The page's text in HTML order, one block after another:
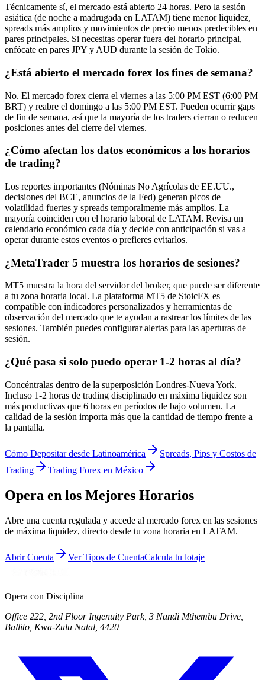
Técnicamente sí, el mercado está abierto 24 horas. Pero la sesión
asiática (de noche a madrugada en LATAM) tiene menor liquidez,
spreads más amplios y movimientos de precio menos predecibles en
pares principales. Si necesitas operar fuera del horario principal,
enfócate en pares JPY y AUD durante la sesión de Tokio.
¿Está abierto el mercado forex los fines de semana?
No. El mercado forex cierra el viernes a las 5:00 PM EST (6:00 PM
BRT) y reabre el domingo a las 5:00 PM EST. Pueden ocurrir gaps
de fin de semana, así que la mayoría de los traders cierran o reducen
posiciones antes del cierre del viernes.
¿Cómo afectan los datos económicos a los horarios
de trading?
Los reportes importantes (Nóminas No Agrícolas de EE.UU.,
decisiones del BCE, anuncios de la Fed) generan picos de
volatilidad fuertes y spreads temporalmente más amplios. La
mayoría coinciden con el horario laboral de LATAM. Revisa un
calendario económico cada día y decide con anticipación si vas a
operar durante estos eventos o prefieres evitarlos.
¿MetaTrader 5 muestra los horarios de sesiones?
MT5 muestra la hora del servidor del broker, que puede ser diferente
a tu zona horaria local. La plataforma MT5 de StoicFX es
compatible con indicadores personalizados y herramientas de
observación del mercado que te ayudan a rastrear los límites de las
sesiones. También puedes configurar alertas para las aperturas de
sesión.
¿Qué pasa si solo puedo operar 1-2 horas al día?
Concéntralas dentro de la superposición Londres-Nueva York.
Incluso 1-2 horas de trading disciplinado en máxima liquidez son
más productivas que 6 horas en períodos de bajo volumen. La
calidad de la sesión importa más que la cantidad de tiempo frente a
la pantalla.
Cómo Depositar desde Latinoamérica
Spreads, Pips y Costos de
Trading
Trading Forex en México
Opera en los Mejores Horarios
Abre una cuenta regulada y accede al mercado forex en las sesiones
de máxima liquidez, directo desde tu zona horaria en LATAM.
Abrir Cuenta Ver Tipos de CuentaCalcula tu lotaje
Opera con Disciplina
Office 222, 2nd Floor Ingenuity Park, 3 Nandi Mthembu Drive,
Ballito, Kwa-Zulu Natal, 4420